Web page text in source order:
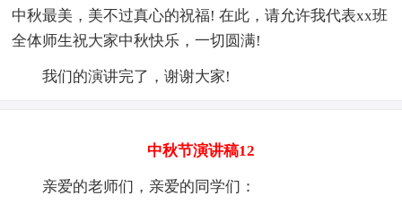
中秋最美，美不过真心的祝福! 在此，请允许我代表xx班
全体师生祝大家中秋快乐，一切圆满!
我们的演讲完了，谢谢大家!
中秋节演讲稿12
亲爱的老师们，亲爱的同学们：